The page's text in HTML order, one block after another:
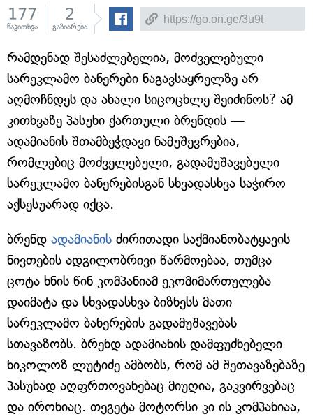
177
წაკითხვა
2
გაზიარება
რამდენად შესაძლებელია, მოძველებული
სარეკლამო ბანერები ნაგავსაყრელზე არ
აღმოჩნდეს და ახალი სიცოცხლე შეიძინოს? ამ
კითხვაზე პასუხი ქართული ბრენდის —
ადამიანის შთამბეჭდავი ნამუშევრებია,
რომლებიც მოძველებული, გადამუშავებული
სარეკლამო ბანერებისგან სხვადასხვა საჭირო
აქსესუარად იქცა.
ბრენდ ადამიანის ძირითადი საქმიანობატყავის
ნივთების ადგილობრივი წარმოებაა, თუმცა
ცოტა ხნის წინ კომპანიამ ეკომიმართულება
დაიმატა და სხვადასხვა ბიზნესს მათი
სარეკლამო ბანერების გადამუშავებას
სთავაზობს. ბრენდ ადამიანის დამფუძნებელი
ნიკოლოზ ლუტიძე ამბობს, რომ ამ შეთავაზებაზე
პასუხად აღფრთოვანებაც მიუღია, გაკვირვებაც
და ირონიაც. თეგეტა მოტორსი კი ის კომპანიაა,